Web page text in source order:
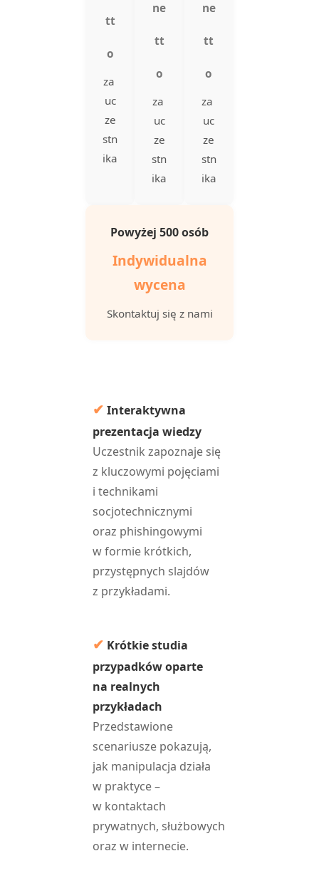
tt
o
za
uc
ze
stn
ika
ne
tt
o
za
uc
ze
stn
ika
ne
tt
o
za
uc
ze
stn
ika
Powyżej 500 osób
Indywidualna
wycena
Skontaktuj się z nami
✔ Interaktywna
prezentacja wiedzy
Uczestnik zapoznaje się
z kluczowymi pojęciami
i technikami
socjotechnicznymi
oraz phishingowymi
w formie krótkich,
przystępnych slajdów
z przykładami.
✔ Krótkie studia
przypadków oparte
na realnych
przykładach
Przedstawione
scenariusze pokazują,
jak manipulacja działa
w praktyce –
w kontaktach
prywatnych, służbowych
oraz w internecie.